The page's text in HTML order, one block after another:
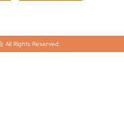
All Rights Reserved.